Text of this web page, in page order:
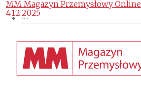
MM Magazyn Przemysłowy Online
4.12.2025